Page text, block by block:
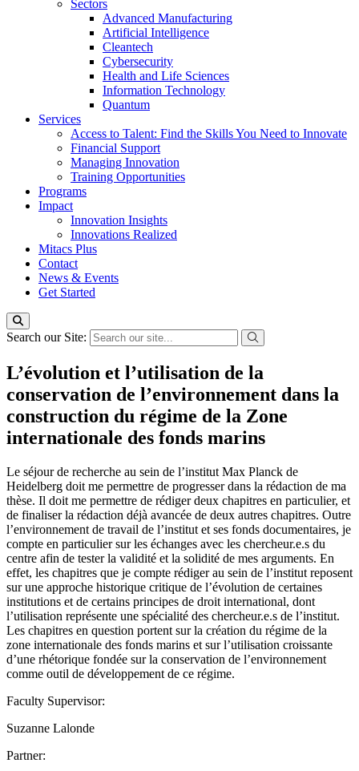
Sectors
Advanced Manufacturing
Artificial Intelligence
Cleantech
Cybersecurity
Health and Life Sciences
Information Technology
Quantum
Services
Access to Talent: Find the Skills You Need to Innovate
Financial Support
Managing Innovation
Training Opportunities
Programs
Impact
Innovation Insights
Innovations Realized
Mitacs Plus
Contact
News & Events
Get Started
Search our Site:
L’évolution et l’utilisation de la
conservation de l’environnement dans la
construction du régime de la Zone
internationale des fonds marins
Le séjour de recherche au sein de l’institut Max Planck de
Heidelberg doit me permettre de progresser dans la rédaction de ma
thèse. Il doit me permettre de rédiger deux chapitres en particulier, et
de finaliser la rédaction déjà avancée de deux autres chapitres. Outre
l’environnement de travail de l’institut et ses fonds documentaires, je
compte en particulier sur les échanges avec les chercheur.e.s du
centre afin de tester la validité et la solidité de mes arguments. En
effet, les chapitres que je compte rédiger au sein de l’institut reposent
sur une approche historique critique de l’évolution de certaines
institutions et de certains principes de droit international, dont
l’utilisation représente une spécialité des chercheur.e.s de l’institut.
Les chapitres en question portent sur la création du régime de la
zone internationale des fonds marins et sur l’utilisation croissante
d’une rhétorique fondée sur la conservation de l’environnement
comme outil de développement de ce régime.
Faculty Supervisor:
Suzanne Lalonde
Partner: